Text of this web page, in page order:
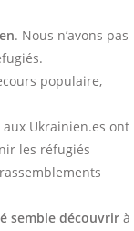
. Nous n’avons pas
populaire,
Ukrainien.es ont
les réfugiés
semble découvrir à